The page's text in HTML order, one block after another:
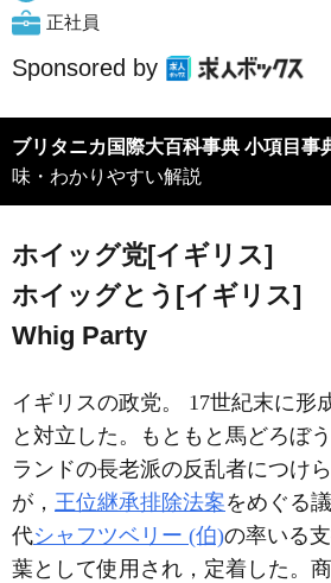
正社員
Sponsored by
ブリタニカ国際大百科事典 小項目事
味・わかりやすい解説
ホイッグ党[イギリス]
ホイッグとう[イギリス]
Whig Party
イギリスの政党。 17世紀末に形
と対立した。もともと馬どろぼ
ランドの長老派の反乱者につけ
が， 王位継承排除法案をめぐる
代シャフツベリー (伯)の率いる
葉として使用され，定着した。